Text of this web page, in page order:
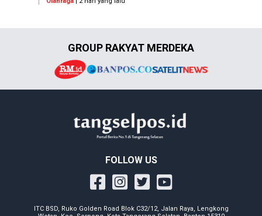
GROUP RAKYAT MERDEKA
FOLLOW US
ITC BSD, Ruko Golden Road Blok C32/12, Jalan Raya, Lengkong